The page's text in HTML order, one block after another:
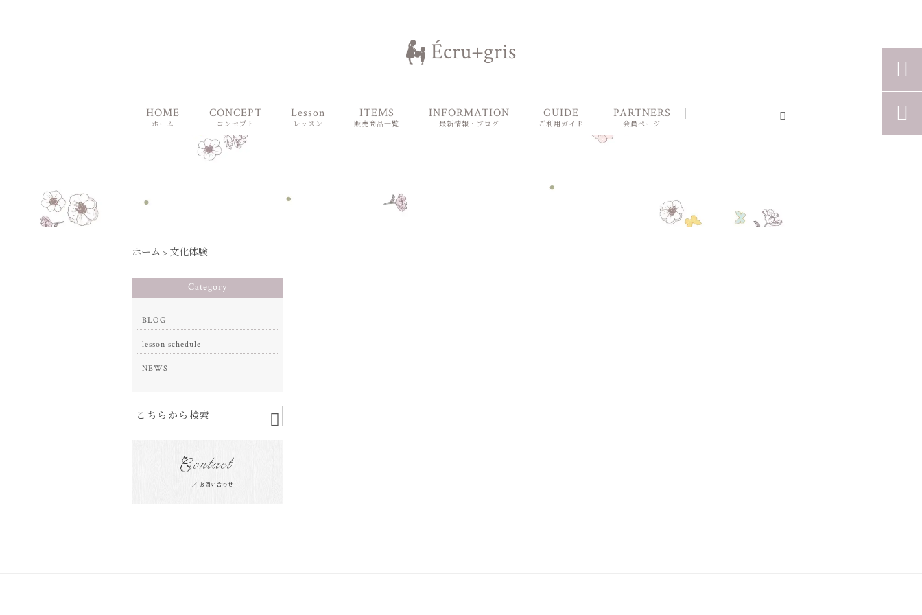
Écru+gris
HOME
ホーム
CONCEPT
コンセプト
Lesson
レッスン
ITEMS
販売商品一覧
INFORMATION
最新情報・ブログ
GUIDE
ご利用ガイド
PARTNERS
会員ページ
ホーム > 文化体験
Category
BLOG
lesson schedule
NEWS

